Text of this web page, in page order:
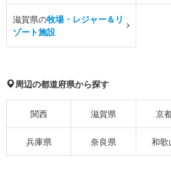
滋賀県の牧場・レジャー＆リ
ゾート施設
周辺の都道府県から探す
関西 滋賀県 京
兵庫県 奈良県 和歌